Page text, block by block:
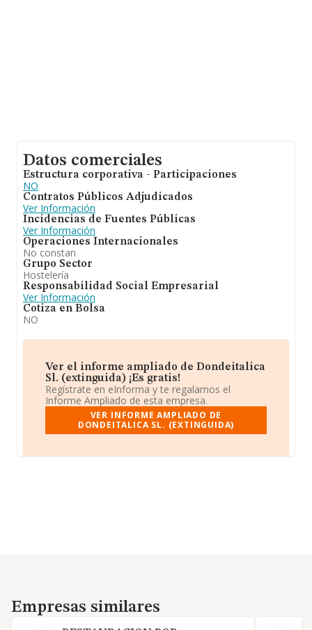
Datos comerciales
Estructura corporativa - Participaciones
NO
Contratos Públicos Adjudicados
Ver Información
Incidencias de Fuentes Públicas
Ver Información
Operaciones Internacionales
No constan
Grupo Sector
Hostelería
Responsabilidad Social Empresarial
Ver Información
Cotiza en Bolsa
NO
Ver el informe ampliado de Dondeitalica
Sl. (extinguida) ¡Es gratis!
Regístrate en eInforma y te regalamos el
Informe Ampliado de esta empresa.
VER INFORME AMPLIADO DE
DONDEITALICA SL. (EXTINGUIDA)
Empresas similares
Empresas similares